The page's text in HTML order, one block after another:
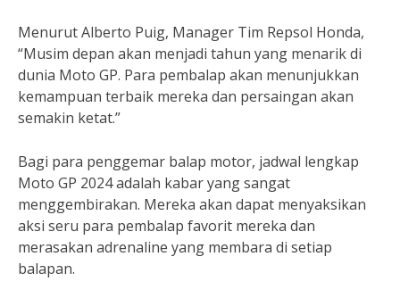
Menurut Alberto Puig, Manager Tim Repsol Honda,
“Musim depan akan menjadi tahun yang menarik di
dunia Moto GP. Para pembalap akan menunjukkan
kemampuan terbaik mereka dan persaingan akan
semakin ketat.”
Bagi para penggemar balap motor, jadwal lengkap
Moto GP 2024 adalah kabar yang sangat
menggembirakan. Mereka akan dapat menyaksikan
aksi seru para pembalap favorit mereka dan
merasakan adrenaline yang membara di setiap
balapan.